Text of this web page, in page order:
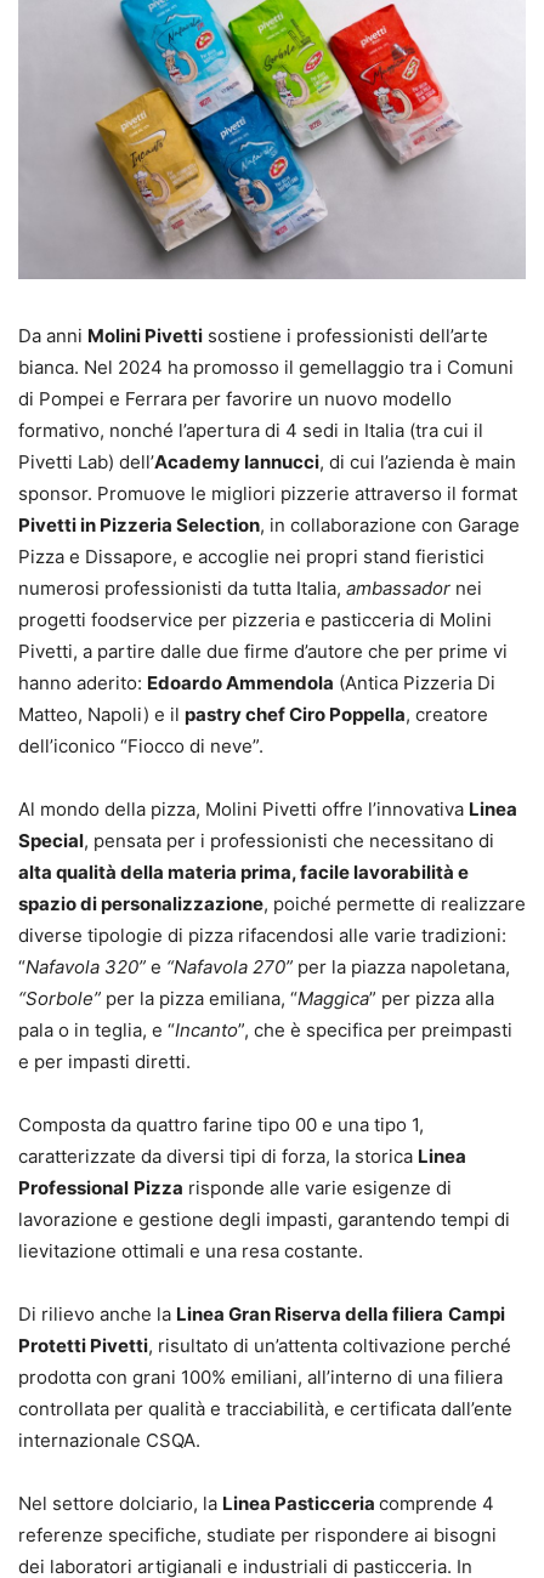
Da anni Molini Pivetti sostiene i professionisti dell’arte
bianca. Nel 2024 ha promosso il gemellaggio tra i Comuni
di Pompei e Ferrara per favorire un nuovo modello
formativo, nonché l’apertura di 4 sedi in Italia (tra cui il
Pivetti Lab) dell’Academy Iannucci, di cui l’azienda è main
sponsor. Promuove le migliori pizzerie attraverso il format
Pivetti in Pizzeria Selection, in collaborazione con Garage
Pizza e Dissapore, e accoglie nei propri stand fieristici
numerosi professionisti da tutta Italia, ambassador nei
progetti foodservice per pizzeria e pasticceria di Molini
Pivetti, a partire dalle due firme d’autore che per prime vi
hanno aderito: Edoardo Ammendola (Antica Pizzeria Di
Matteo, Napoli) e il pastry chef Ciro Poppella, creatore
dell’iconico “Fiocco di neve”.
Al mondo della pizza, Molini Pivetti offre l’innovativa Linea
Special, pensata per i professionisti che necessitano di
alta qualità della materia prima, facile lavorabilità e
spazio di personalizzazione, poiché permette di realizzare
diverse tipologie di pizza rifacendosi alle varie tradizioni:
“Nafavola 320” e “Nafavola 270” per la piazza napoletana,
“Sorbole” per la pizza emiliana, “Maggica” per pizza alla
pala o in teglia, e “Incanto”, che è specifica per preimpasti
e per impasti diretti.
Composta da quattro farine tipo 00 e una tipo 1,
caratterizzate da diversi tipi di forza, la storica Linea
Professional Pizza risponde alle varie esigenze di
lavorazione e gestione degli impasti, garantendo tempi di
lievitazione ottimali e una resa costante.
Di rilievo anche la Linea Gran Riserva della filiera Campi
Protetti Pivetti, risultato di un’attenta coltivazione perché
prodotta con grani 100% emiliani, all’interno di una filiera
controllata per qualità e tracciabilità, e certificata dall’ente
internazionale CSQA.
Nel settore dolciario, la Linea Pasticceria comprende 4
referenze specifiche, studiate per rispondere ai bisogni
dei laboratori artigianali e industriali di pasticceria. In